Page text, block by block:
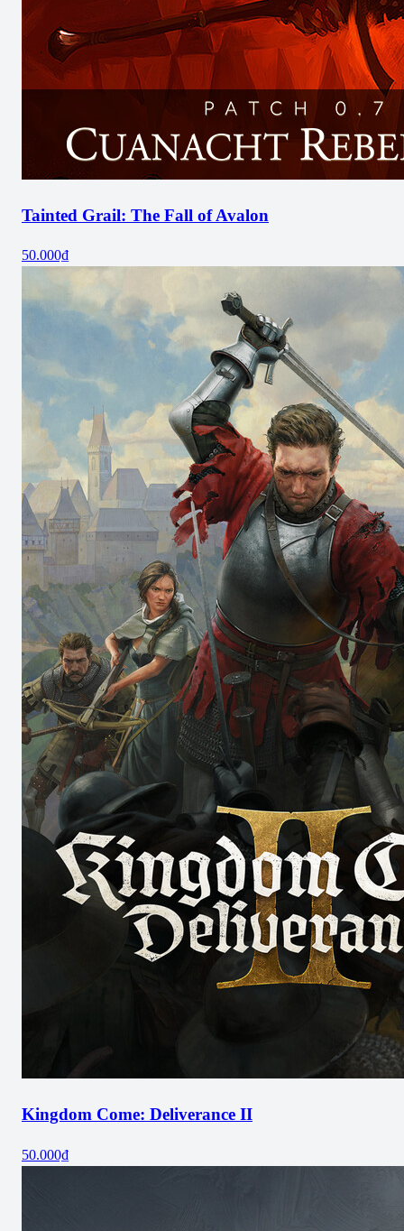
Tainted Grail: The Fall of Avalon
50.000₫
Kingdom Come: Deliverance II
50.000₫